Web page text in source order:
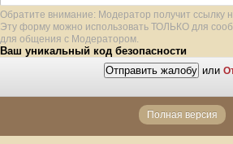
Обратите внимание: Модератор получит ссылку
Эту форму можно использовать ТОЛЬКО для
для общения с Модератором.
Ваш уникальный код безопасности
или
Полная версия